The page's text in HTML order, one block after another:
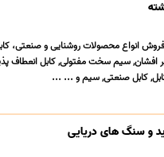
انواع محصولات روشنایی و صنعتی،
افشان, سیم سخت مفتولی, کابل انعطاف
کابل صنعتی, سیم و ... ...
و سنگ های دریایی